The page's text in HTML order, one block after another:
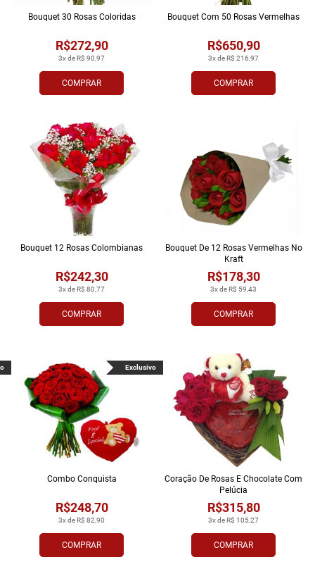
COMPRAR
3x de R$ 90,97
R$272,90
Bouquet 30 Rosas Coloridas
COMPRAR
3x de R$ 216,97
R$650,90
Bouquet Com 50 Rosas Vermelhas
COMPRAR
3x de R$ 80,77
R$242,30
Bouquet 12 Rosas Colombianas
COMPRAR
3x de R$ 59,43
R$178,30
Bouquet De 12 Rosas Vermelhas No
Kraft
COMPRAR
3x de R$ 82,90
R$248,70
Combo Conquista
Exclusivo
COMPRAR
3x de R$ 105,27
R$315,80
Coração De Rosas E Chocolate Com
Pelúcia